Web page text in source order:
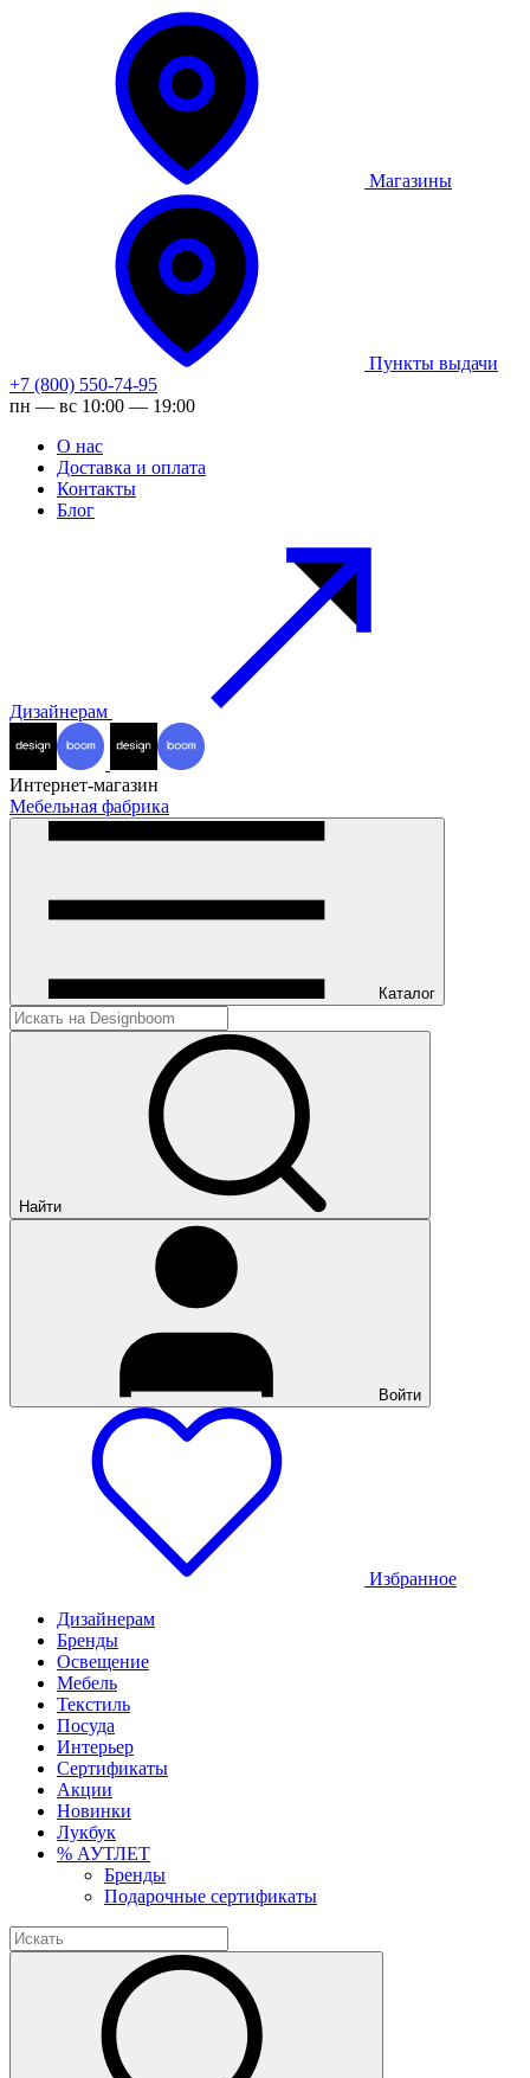
Магазины
Пункты выдачи
+7 (800) 550-74-95
пн — вс 10:00 — 19:00
О нас
Доставка и оплата
Контакты
Блог
Дизайнерам
Интернет-магазин
Мебельная фабрика
Каталог
Найти
Войти
Избранное
Дизайнерам
Бренды
Освещение
Мебель
Текстиль
Посуда
Интерьер
Сертификаты
Акции
Новинки
Лукбук
% АУТЛЕТ
Бренды
Подарочные сертификаты